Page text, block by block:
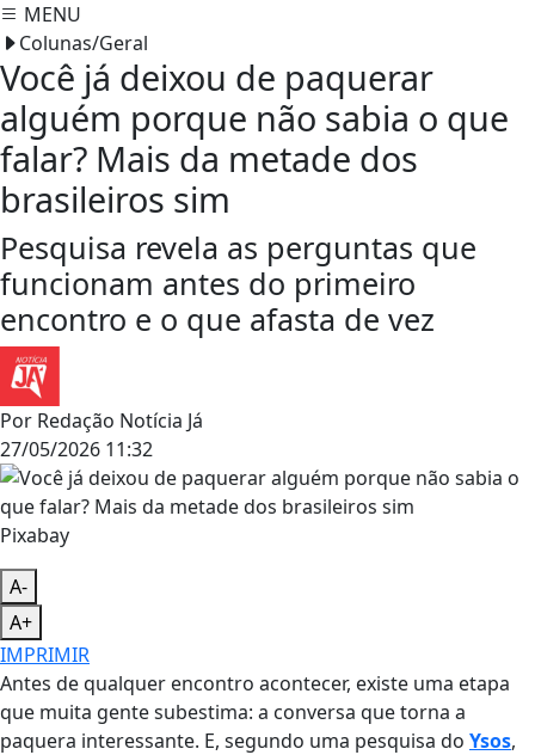
MENU
Colunas/Geral
Você já deixou de paquerar
alguém porque não sabia o que
falar? Mais da metade dos
brasileiros sim
Pesquisa revela as perguntas que
funcionam antes do primeiro
encontro e o que afasta de vez
Por Redação Notícia Já
27/05/2026 11:32
Pixabay
A-
A+
IMPRIMIR
Antes de qualquer encontro acontecer, existe uma etapa
que muita gente subestima: a conversa que torna a
paquera interessante. E, segundo uma pesquisa do Ysos,